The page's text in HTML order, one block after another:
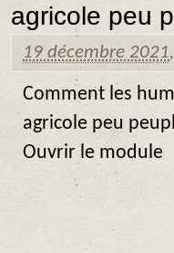
agricole peu
19 décembre 2021,
Comment les
agricole peu
Ouvrir le module